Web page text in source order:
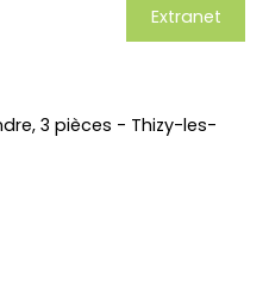
Extranet